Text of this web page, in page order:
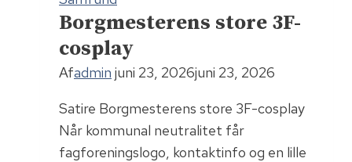
Borgmesterens store 3F-
cosplay
Afadmin juni 23, 2026juni 23, 2026
Satire Borgmesterens store 3F-cosplay
Når kommunal neutralitet får
fagforeningslogo, kontaktinfo og en lille